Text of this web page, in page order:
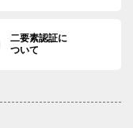
二要素認証に
ついて